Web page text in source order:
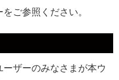
ご参照ください。
ザーのみなさまが本ウ